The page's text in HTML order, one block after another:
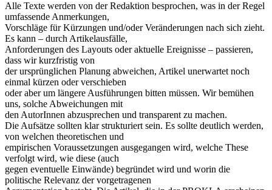
Alle Texte werden von der Redaktion besprochen, was in der Regel
umfassende Anmerkungen,
Vorschläge für Kürzungen und/oder Veränderungen nach sich zieht.
Es kann – durch Artikelausfälle,
Anforderungen des Layouts oder aktuelle Ereignisse – passieren,
dass wir kurzfristig von
der ursprünglichen Planung abweichen, Artikel unerwartet noch
einmal kürzen oder verschieben
oder aber um längere Ausführungen bitten müssen. Wir bemühen
uns, solche Abweichungen mit
den AutorInnen abzusprechen und transparent zu machen.
Die Aufsätze sollten klar strukturiert sein. Es sollte deutlich werden,
von welchen theoretischen und
empirischen Voraussetzungen ausgegangen wird, welche These
verfolgt wird, wie diese (auch
gegen eventuelle Einwände) begründet wird und worin die
politische Relevanz der vorgetragenen